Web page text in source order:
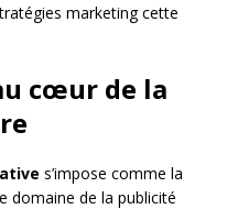
marketing cette
cœur de la
s’impose comme la
domaine de la publicité